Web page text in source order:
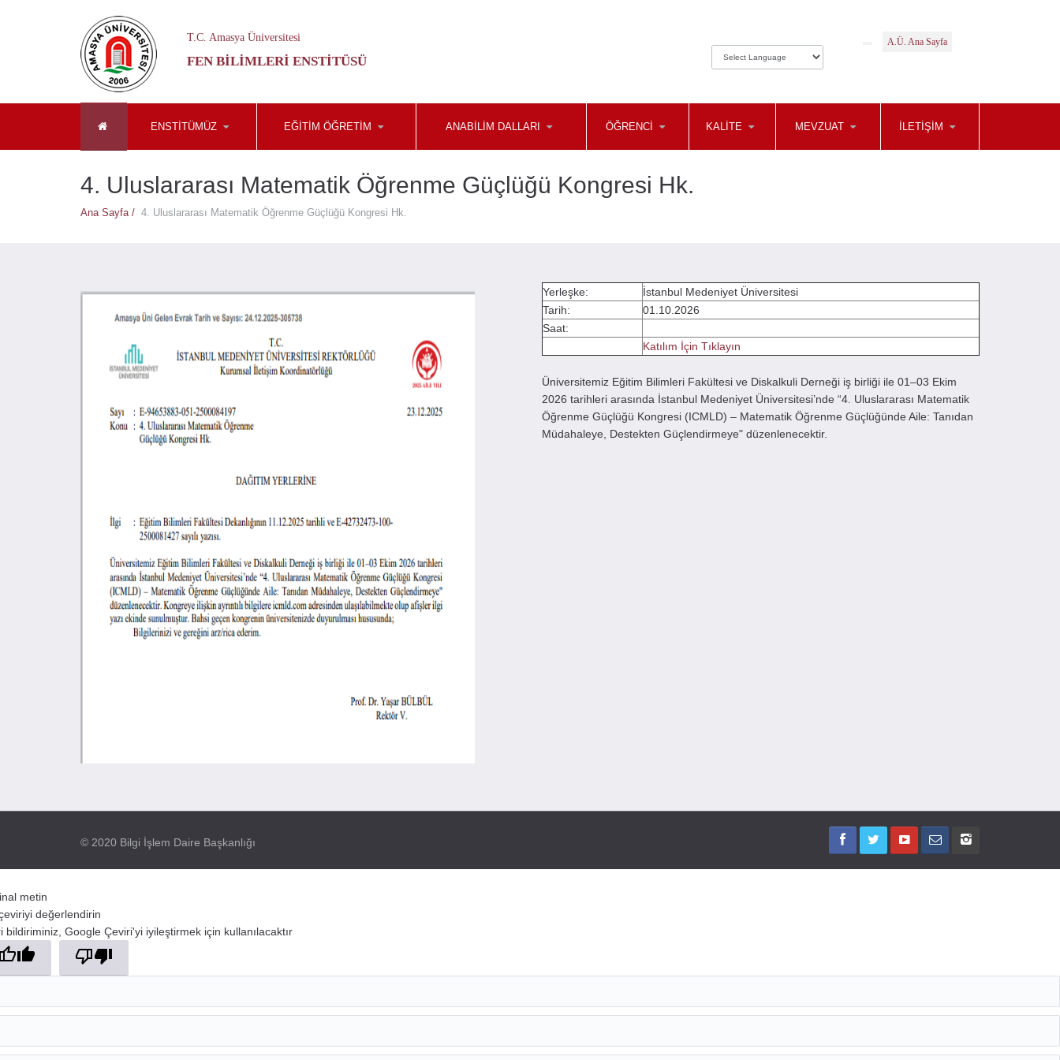
T.C. Amasya Üniversitesi
FEN BILIMLERI ENSTITÜSÜ
A.Ü. Ana Sayfa
ENSTİTÜMÜZ EĞİTİM ÖĞRETİM ANABİLİM DALLARI ÖĞRENCİ KALİTE MEVZUAT İLETİŞİM
4. Uluslararası Matematik Öğrenme Güçlüğü Kongresi Hk.
Ana Sayfa / 4. Uluslararası Matematik Öğrenme Güçlüğü Kongresi Hk.
Yerleşke:
İstanbul Medeniyet Üniversitesi
Tarih:
01.10.2026
Saat:
Katılım İçin Tıklayın
Üniversitemiz Eğitim Bilimleri Fakültesi ve Diskalkuli Derneği iş birliği ile 01–03 Ekim
2026 tarihleri arasında İstanbul Medeniyet Üniversitesi’nde “4. Uluslararası Matematik
Öğrenme Güçlüğü Kongresi (ICMLD) – Matematik Öğrenme Güçlüğünde Aile: Tanıdan
Müdahaleye, Destekten Güçlendirmeye" düzenlenecektir.
© 2020 Bilgi İşlem Daire Başkanlığı
metin
değerlendirin
bildiriminiz, Google Çeviri'yi iyileştirmek için kullanılacaktır